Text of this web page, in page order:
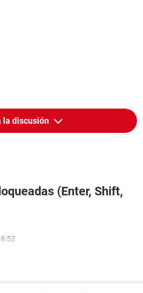
la discusión
(Enter, Shift,